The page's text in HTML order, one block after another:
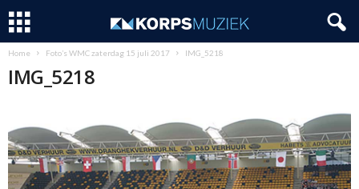
Home Foto’s WMC zaterdag 15 juli 2017 IMG_5218
IMG_5218